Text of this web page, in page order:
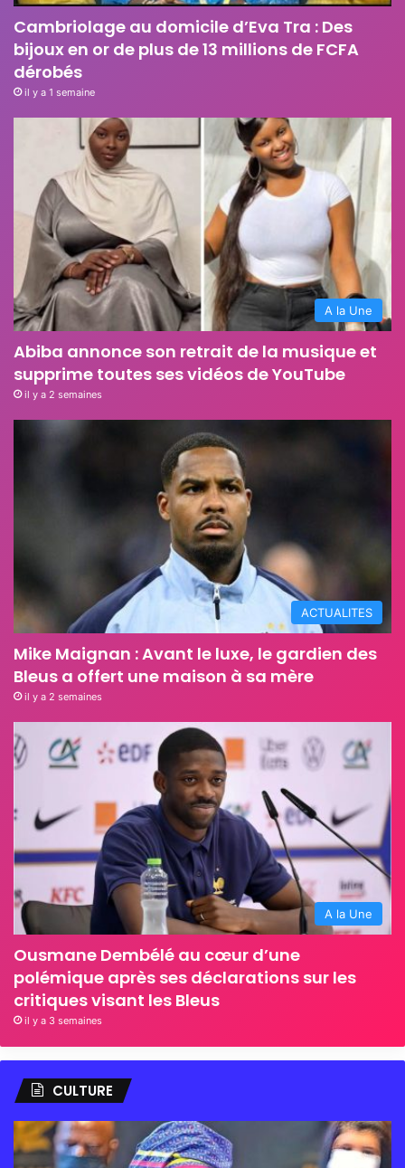
Cambriolage au domicile d’Eva Tra : Des
bijoux en or de plus de 13 millions de FCFA
dérobés
il y a 1 semaine
A la Une
Abiba annonce son retrait de la musique et
supprime toutes ses vidéos de YouTube
il y a 2 semaines
ACTUALITES
Mike Maignan : Avant le luxe, le gardien des
Bleus a offert une maison à sa mère
il y a 2 semaines
A la Une
Ousmane Dembélé au cœur d’une
polémique après ses déclarations sur les
critiques visant les Bleus
il y a 3 semaines
CULTURE